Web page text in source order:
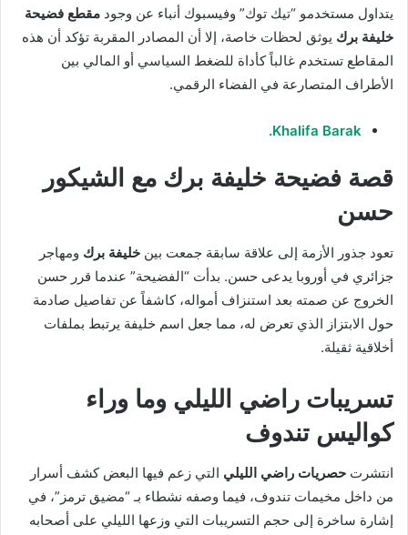
يتداول مستخدمو “تيك توك” وفيسبوك أنباء عن وجود مقطع فضيحة
خليفة برك يوثق لحظات خاصة، إلا أن المصادر المقربة تؤكد أن هذه
المقاطع تستخدم غالباً كأداة للضغط السياسي أو المالي بين
الأطراف المتصارعة في الفضاء الرقمي.
Khalifa Barak.
قصة فضيحة خليفة برك مع الشيكور
حسن
تعود جذور الأزمة إلى علاقة سابقة جمعت بين خليفة برك ومهاجر
جزائري في أوروبا يدعى حسن. بدأت “الفضيحة” عندما قرر حسن
الخروج عن صمته بعد استنزاف أمواله، كاشفاً عن تفاصيل صادمة
حول الابتزاز الذي تعرض له، مما جعل اسم خليفة يرتبط بملفات
أخلاقية ثقيلة.
تسريبات راضي الليلي وما وراء
كواليس تندوف
انتشرت حصريات راضي الليلي التي زعم فيها البعض كشف أسرار
من داخل مخيمات تندوف، فيما وصفه نشطاء بـ “مضيق ترمز”، في
إشارة ساخرة إلى حجم التسريبات التي وزعها الليلي على أصحابه